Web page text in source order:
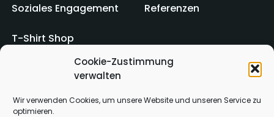
Cookie-Zustimmung
verwalten
Wir verwenden Cookies, um unsere Website und unseren Service zu
optimieren.
Soziales Engagement Referenzen
T-Shirt Shop
Impressum AGB